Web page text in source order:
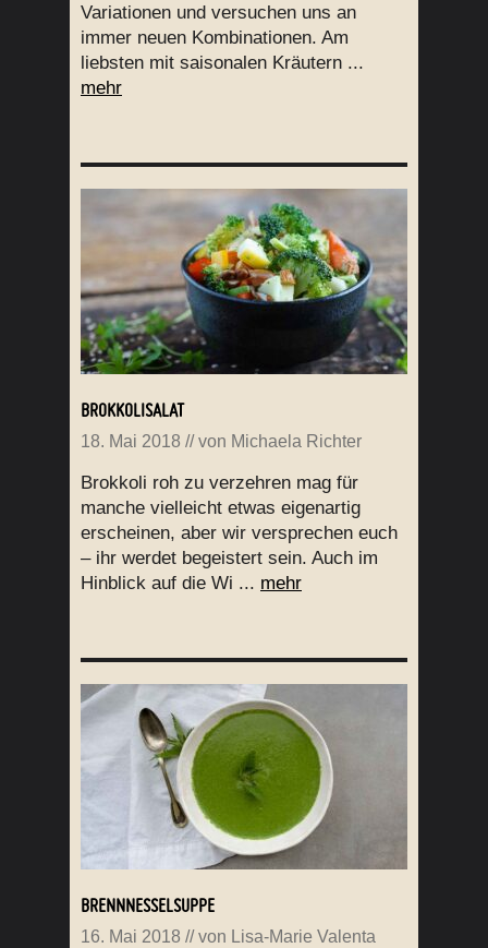
Variationen und versuchen uns an
immer neuen Kombinationen. Am
liebsten mit saisonalen Kräutern ...
mehr
BROKKOLISALAT
18. Mai 2018 // von Michaela Richter
Brokkoli roh zu verzehren mag für
manche vielleicht etwas eigenartig
erscheinen, aber wir versprechen euch
– ihr werdet begeistert sein. Auch im
Hinblick auf die Wi ... mehr
BRENNNESSELSUPPE
16. Mai 2018 // von Lisa-Marie Valenta